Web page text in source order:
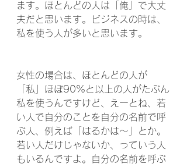
ます。ほとんどの人は「俺」で大丈
夫だと思います。ビジネスの時は、
私を使う人が多いと思います。
女性の場合は、ほとんどの人が
「私」ほぼ90%と以上の人がたぶん
私を使うんですけど、えーとね、若
い人で自分のことを自分の名前で呼
ぶ人、例えば「はるかは～」とか。
若い人だけじゃないか、っていう人
もいるんですよ。自分の名前を呼ぶ